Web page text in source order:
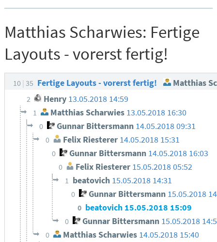
Matthias Scharwies: Fertige
Layouts - vorerst fertig!
10 35 Fertige Layouts - vorerst fertig! Matthias
2 Henry 13.05.2018 14:59
1 Matthias Scharwies 13.05.2018 16:30
0 Gunnar Bittersmann 14.05.2018 09:31
0 Felix Riesterer 14.05.2018 15:31
0 Gunnar Bittersmann 14.05.2018 16:03
0 Felix Riesterer 15.05.2018 05:52
1 beatovich 15.05.2018 14:31
0 Gunnar Bittersmann 15.05.2018
0 beatovich 15.05.2018 15:09
0 Gunnar Bittersmann 15.05.2018
0 Matthias Scharwies 14.05.2018 15:40